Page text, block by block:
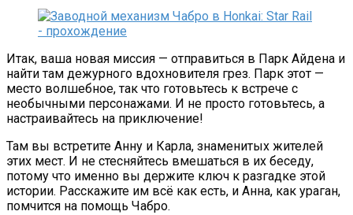
Итак, ваша новая миссия — отправиться в Парк Айдена и
найти там дежурного вдохновителя грез. Парк этот —
место волшебное, так что готовьтесь к встрече с
необычными персонажами. И не просто готовьтесь, а
настраивайтесь на приключение!
Там вы встретите Анну и Карла, знаменитых жителей
этих мест. И не стесняйтесь вмешаться в их беседу,
потому что именно вы держите ключ к разгадке этой
истории. Расскажите им всё как есть, и Анна, как ураган,
помчится на помощь Чабро.